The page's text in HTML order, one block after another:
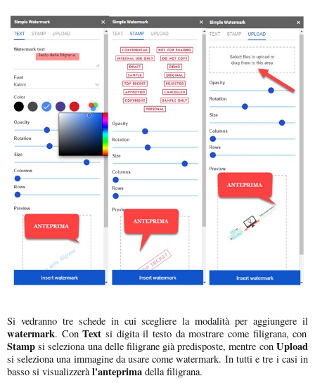
Si vedranno tre schede in cui scegliere la modalità per aggiungere il
watermark. ConText si digita il testo da mostrare come filigrana, con
Stamp si seleziona una delle filigrane già predisposte, mentre con Upload
si seleziona una immagine da usare come watermark. In tutti e tre i casi in
basso si visualizzeràl'anteprima della filigrana.